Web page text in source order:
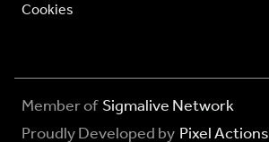
Cookies
Member of Sigmalive Network
Proudly Developed by Pixel Actions